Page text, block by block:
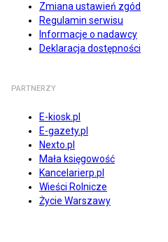
Zmiana ustawień zgód
Regulamin serwisu
Informacje o nadawcy
Deklaracja dostępności
PARTNERZY
E-kiosk.pl
E-gazety.pl
Nexto.pl
Mała księgowość
Kancelarierp.pl
Wieści Rolnicze
Życie Warszawy